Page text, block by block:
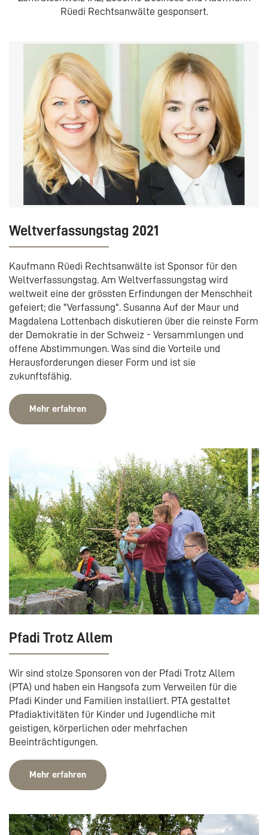
Rüedi Rechtsanwälte gesponsert.
Weltverfassungstag 2021
Kaufmann Rüedi Rechtsanwälte ist Sponsor für den
Weltverfassungstag. Am Weltverfassungstag wird
weltweit eine der grössten Erfindungen der Menschheit
gefeiert; die "Verfassung". Susanna Auf der Maur und
Magdalena Lottenbach diskutieren über die reinste Form
der Demokratie in der Schweiz - Versammlungen und
offene Abstimmungen. Was sind die Vorteile und
Herausforderungen dieser Form und ist sie
zukunftsfähig.
Mehr erfahren
Pfadi Trotz Allem
Wir sind stolze Sponsoren von der Pfadi Trotz Allem
(PTA) und haben ein Hangsofa zum Verweilen für die
Pfadi Kinder und Familien installiert. PTA gestaltet
Pfadiaktivitäten für Kinder und Jugendliche mit
geistigen, körperlichen oder mehrfachen
Beeinträchtigungen.
Mehr erfahren